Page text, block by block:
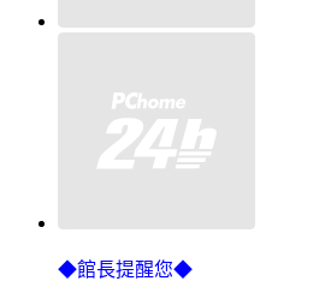
◆館長提醒您◆